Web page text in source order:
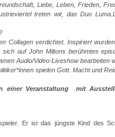
Liebe, Leben, Frieden,
treten wir, das Duo
Collagen verdichtet. Inspiriert
auf John Miltons berühmtes
Audio/Video-Liveshow bearbeiten
spielen Gott. Macht und
einer Veranstaltung mit
Er ist das jüngste Kind des